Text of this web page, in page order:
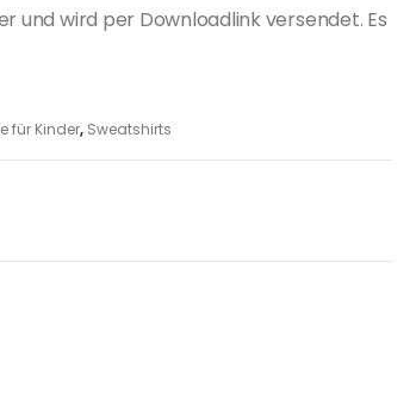
und wird per Downloadlink versendet. Es
für Kinder, Sweatshirts